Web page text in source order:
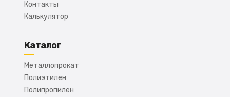
Контакты
Калькулятор
Каталог
Металлопрокат
Полиэтилен
Полипропилен